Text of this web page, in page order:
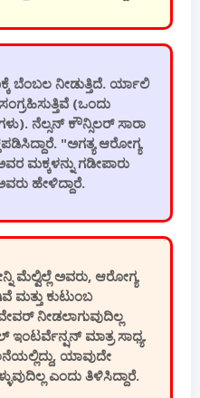
ಬೆಂಬಲ ನೀಡುತ್ತಿದೆ. ರ್ಯಾಲಿ
(ಒಂದು
ನೆಲ್ಸನ್ ಕೌನ್ಸಿಲರ್ ಸಾರಾ
"ಅಗತ್ಯ ಆರೋಗ್ಯ
ಮಕ್ಕಳನ್ನು ಗಡೀಪಾರು
ಹೇಳಿದ್ದಾರೆ.
ಮೆಲ್ವಿಲ್ಲೆ ಅವರು, ಆರೋಗ್ಯ
ಮತ್ತು ಕುಟುಂಬ
ನೀಡಲಾಗುವುದಿಲ್ಲ
ಇಂಟರ್ವೆನ್ಷನ್ ಮಾತ್ರ ಸಾಧ್ಯ.
ಯಾವುದೇ
ಎಂದು ತಿಳಿಸಿದ್ದಾರೆ.